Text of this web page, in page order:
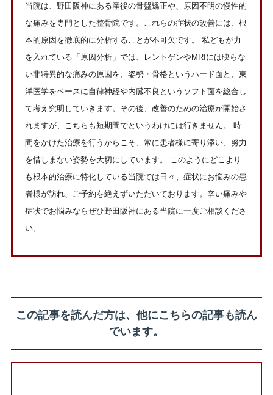
当院は、野田阪神にある産後の骨盤矯正や、原因不明の慢性的
な痛みを専門とした整骨院です。これらの症状の改善には、根
本的原因を徹底的に分析することが不可欠です。 私どもが力
を入れている「原因分析」では、レントゲンやMRIには映らな
い非特異的な痛みの原因を、姿勢・骨格というハード面と、東
洋医学をベースに自律神経や内臓不良というソフト面を総合し
て考え究明していきます。その後、改善のための治療が開始さ
れますが、こちらも短期間でというわけには行きません。 時
間をかけた治療を行うからこそ、常に患者様に寄り添い、努力
を惜しまない姿勢を大切にしています。 このようにどこより
も根本的治療に特化している当院では日々、症状にお悩みの患
者様が訪れ、ご予約を絶えずいただいております。辛い痛みや
症状でお悩みならぜひ野田阪神にある当院に一度ご相談くださ
い。
この記事を読んだ方は、他にこちらの記事も読ん
でいます。